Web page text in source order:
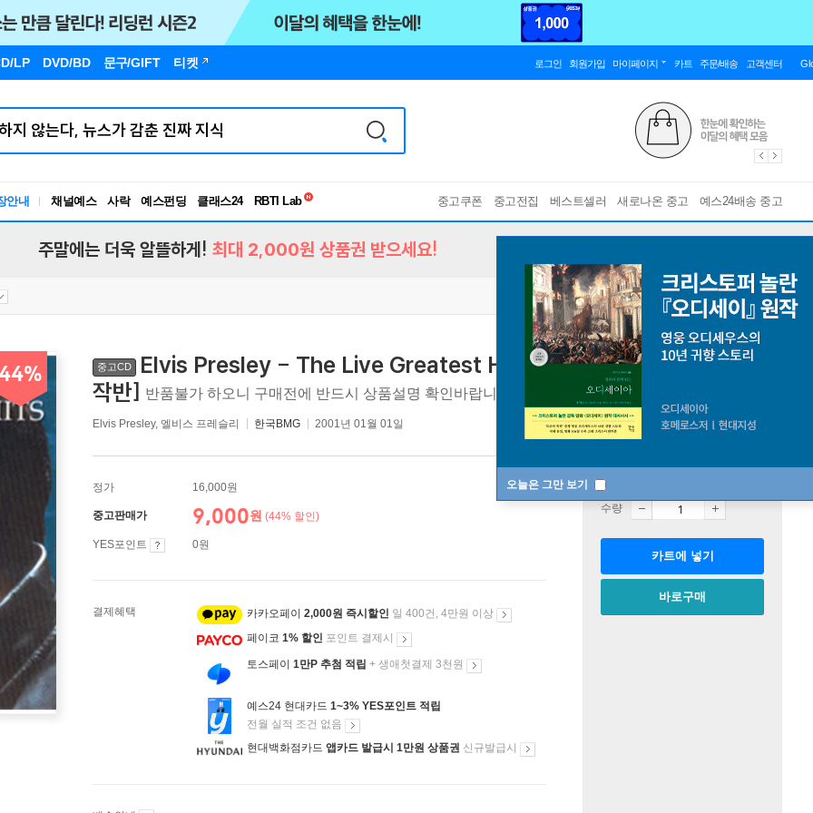
LP DVD/BD 문구/GIFT 티켓 로그인 회원가입 마이페이지 카트 주문/배송 고객센터
안내 채널예스 사락 예스펀딩 클래스24
독서유형검사
중고쿠폰 중고전집 베스트셀러 새로나온 중고 예스24배송 중고
오늘은 그만 보기
주말에는 더욱 알뜰하게! 최대 2,000원 상품권 받으세요!
중고CD
Elvis Presley - The Live Greatest Hits [2001년 한국BMG국내제
작반] 반품불가 하오니 구매전에 반드시 상품설명 확인바랍니다
Elvis Presley, 엘비스 프레슬리 한국BMG 2001년 01월 01일
정가 16,000원
중고판매가 9,000원 (44% 할인)
YES포인트 0원
결제혜택 카카오페이 2,000원 즉시할인 일 400건, 4만원 이상
페이코 1% 할인 포인트 결제시
토스페이 1만P 추첨 적립 + 생애첫결제 3천원
예스24 현대카드 1~3% YES포인트 적립
전월 실적 조건 없음
현대백화점카드 앱카드 발급시 1만원 상품권 신규발급시
판매중
수량
카트에 넣기
바로구매